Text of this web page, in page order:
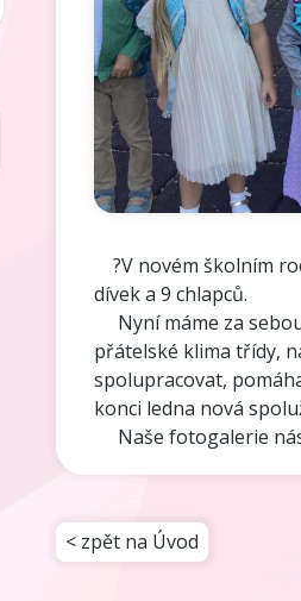
?V novém školním
dívek a 9 chlapců.
Nyní máme za
přátelské klima třídy,
spolupracovat,
konci ledna nová
Naše fotogalerie
< zpět na Úvod